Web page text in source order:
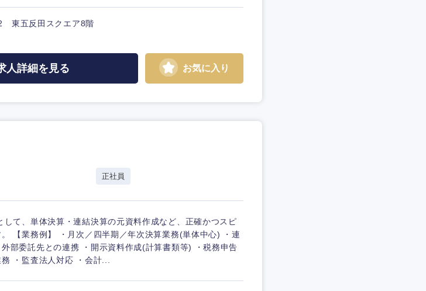
東五反田スクエア8階
人詳細を見る お気に入り
正社員
して、単体決算・連結決算の元資料作成など、正確かつスピ
【業務例】 ・月次／四半期／年次決算業務(単体中心) ・連
部委託先との連携 ・開示資料作成(計算書類等) ・税務申告
・監査法人対応 ・会計...